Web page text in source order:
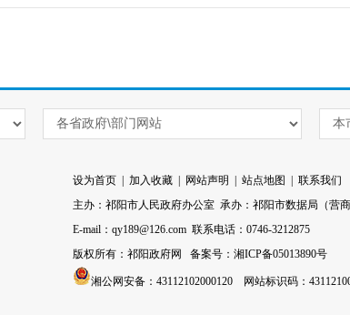
设为首页 加入收藏 网站声明 站点地图
联系我们
主办：祁阳市人民政府办公室 承办：祁阳市数据局（营商
E-mail：qy189@126.com 联系电话：0746-3212875
版权所有：祁阳政府网 备案号：湘ICP备05013890号
湘公网安备：43112102000120 网站标识码：